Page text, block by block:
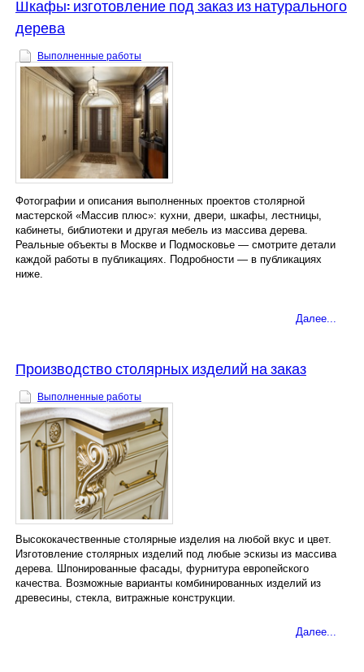
Производство
Сотрудничество
Статьи
Наши услуги
Шкафы: изготовление под заказ из натурального
дерева
Выполненные работы
Фотографии и описания выполненных проектов столярной
мастерской «Массив плюс»: кухни, двери, шкафы, лестницы,
кабинеты, библиотеки и другая мебель из массива дерева.
Реальные объекты в Москве и Подмосковье — смотрите детали
каждой работы в публикациях. Подробности — в публикациях
ниже.
Далее...
Производство столярных изделий на заказ
Выполненные работы
Высококачественные столярные изделия на любой вкус и цвет.
Изготовление столярных изделий под любые эскизы из массива
дерева. Шпонированные фасады, фурнитура европейского
качества. Возможные варианты комбинированных изделий из
древесины, стекла, витражные конструкции.
Далее...